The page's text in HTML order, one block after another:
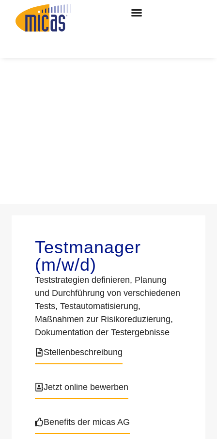
Testmanager
(m/w/d)
Teststrategien definieren, Planung
und Durchführung von verschiedenen
Tests, Testautomatisierung,
Maßnahmen zur Risikoreduzierung,
Dokumentation der Testergebnisse
Stellenbeschreibung
Jetzt online bewerben
Benefits der micas AG